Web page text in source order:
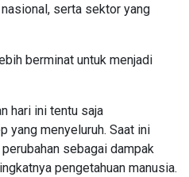
serta sektor yang
berminat untuk menjadi
hari ini tentu saja
yang menyeluruh. Saat ini
sebagai dampak
pengetahuan manusia.